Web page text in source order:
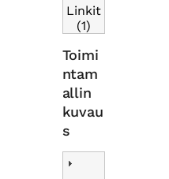
Linkit
(1)
Toimi
ntam
allin
kuvau
s